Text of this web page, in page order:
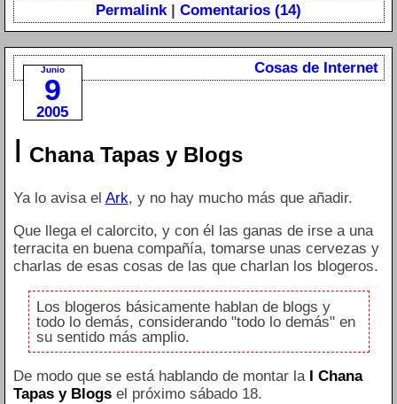
Permalink| Comentarios (14)
Junio
9
2005
Cosas de Internet
I Chana Tapas y Blogs
Ya lo avisa el Ark, y no hay mucho más que añadir.
Que llega el calorcito, y con él las ganas de irse a una
terracita en buena compañía, tomarse unas cervezas y
charlas de esas cosas de las que charlan los blogeros.
Los blogeros básicamente hablan de blogs y
todo lo demás, considerando "todo lo demás" en
su sentido más amplio.
De modo que se está hablando de montar la
I Chana
Tapas y Blogsel próximo sábado 18.